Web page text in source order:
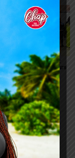
Vogan : AGRI-ESPOIR
récompense les meilleurs
talents